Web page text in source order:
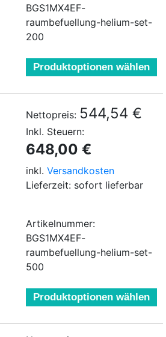
BGS1MX4EF-
raumbefuellung-helium-set-
200
Produktoptionen wählen
Nettopreis: 544,54 €
Inkl. Steuern:
648,00 €
inkl. Versandkosten
Lieferzeit: sofort lieferbar
Artikelnummer:
BGS1MX4EF-
raumbefuellung-helium-set-
500
Produktoptionen wählen